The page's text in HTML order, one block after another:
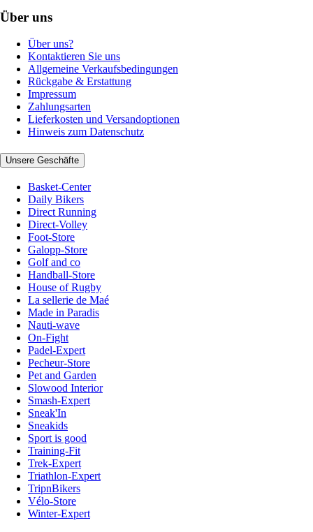
Über uns
Über uns?
Kontaktieren Sie uns
Allgemeine Verkaufsbedingungen
Rückgabe & Erstattung
Impressum
Zahlungsarten
Lieferkosten und Versandoptionen
Hinweis zum Datenschutz
Unsere Geschäfte
Basket-Center
Daily Bikers
Direct Running
Direct-Volley
Foot-Store
Galopp-Store
Golf and co
Handball-Store
House of Rugby
La sellerie de Maé
Made in Paradis
Nauti-wave
On-Fight
Padel-Expert
Pecheur-Store
Pet and Garden
Slowood Interior
Smash-Expert
Sneak'In
Sneakids
Sport is good
Training-Fit
Trek-Expert
Triathlon-Expert
TripnBikers
Vélo-Store
Winter-Expert